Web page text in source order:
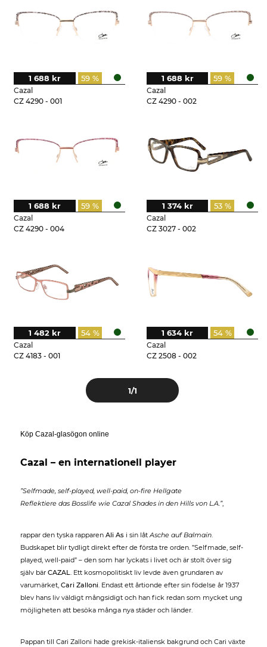
Cazal
CZ 4290 - 001
59 %
1 688 kr
Cazal
CZ 4290 - 002
59 %
1 688 kr
Cazal
CZ 4290 - 004
59 %
1 688 kr
Cazal
CZ 3027 - 002
53 %
1 374 kr
Cazal
CZ 4183 - 001
54 %
1 482 kr
Cazal
CZ 2508 - 002
54 %
1 634 kr
1/1
Köp Cazal-glasögon online
Cazal – en internationell player
”Selfmade, self-played, well-paid, on-fire Hellgate
Reflektiere das Bosslife wie Cazal Shades in den Hills von L.A.”,
rappar den tyska rapparen Ali As i sin låtAsche auf Balmain.
Budskapet blir tydligt direkt efter de första tre orden. ”Selfmade, self-
played, well-paid” – den som har lyckats i livet och är stolt över sig
själv bär CAZAL. Ett kosmopolitiskt liv levde även grundaren av
varumärket, Cari Zalloni. Endast ett årtionde efter sin födelse år 1937
blev hans liv väldigt mångsidigt och han fick redan som mycket ung
möjligheten att besöka många nya städer och länder.
Pappan till Cari Zalloni hade grekisk-italiensk bakgrund och Cari växte